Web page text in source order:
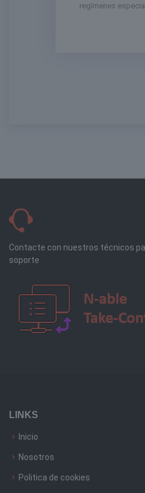
regímenes
Contacte con nuestros técnicos
soporte
LINKS
Inicio
Nosotros
Politica de cookies